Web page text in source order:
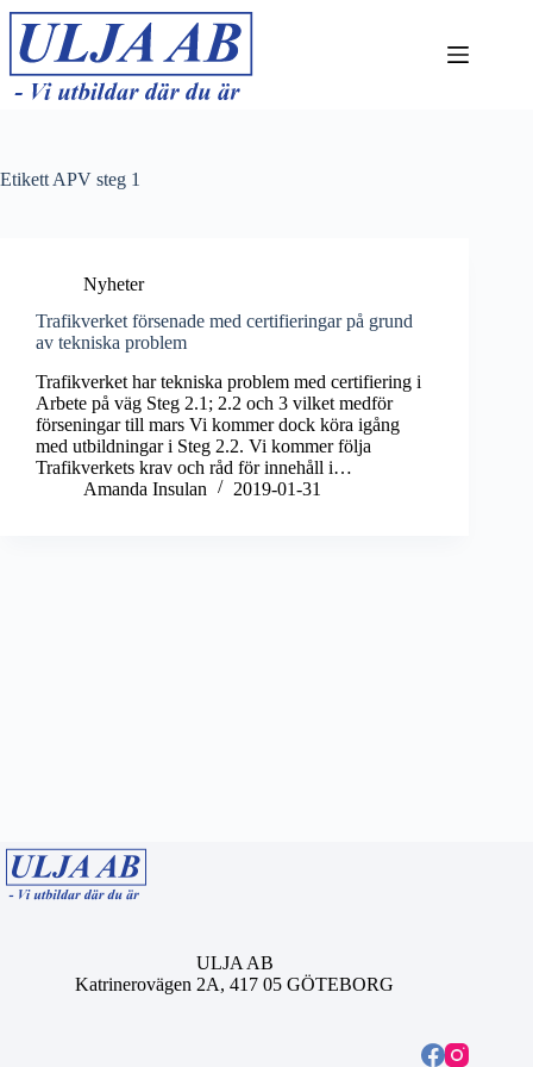
Hoppa
innehåll
Etikett APV steg 1
Nyheter
Trafikverket försenade med certifieringar på grund
av tekniska problem
Trafikverket har tekniska problem med certifiering i
Arbete på väg Steg 2.1; 2.2 och 3 vilket medför
förseningar till mars Vi kommer dock köra igång
med utbildningar i Steg 2.2. Vi kommer följa
Trafikverkets krav och råd för innehåll i…
Amanda Insulan
2019-01-31
ULJA AB
Katrinerovägen 2A, 417 05 GÖTEBORG